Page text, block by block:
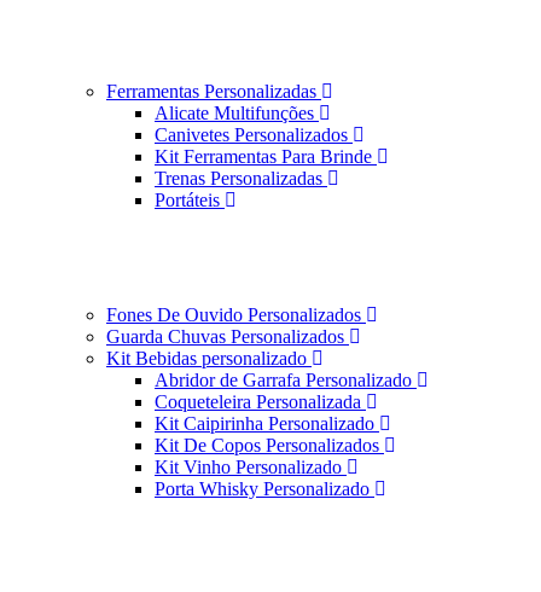
Ferramentas Personalizadas
Alicate Multifunções
Canivetes Personalizados
Kit Ferramentas Para Brinde
Trenas Personalizadas
Portáteis
Fones De Ouvido Personalizados
Guarda Chuvas Personalizados
Kit Bebidas personalizado
Abridor de Garrafa Personalizado
Coqueteleira Personalizada
Kit Caipirinha Personalizado
Kit De Copos Personalizados
Kit Vinho Personalizado
Porta Whisky Personalizado